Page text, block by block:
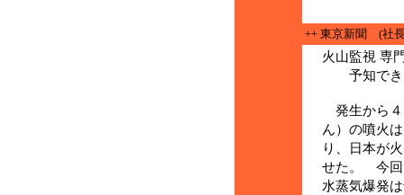
++ 東京新聞 (社
火山監視 専
予知でき
発生から４
ん）の噴火
り、日本が
せた。 今回
水蒸気爆発